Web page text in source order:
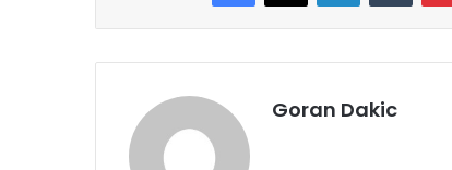
Goran Dakic